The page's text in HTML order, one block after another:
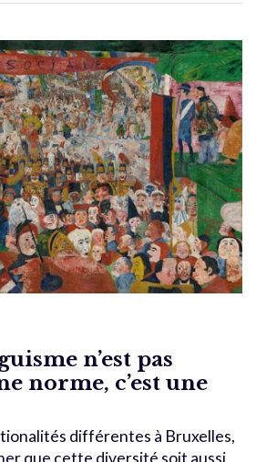
n’est pas
norme, c’est une
différentes à Bruxelles,
que cette diversité soit aussi